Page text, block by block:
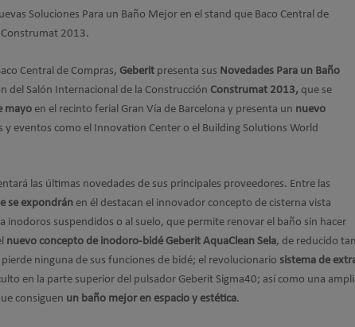
Soluciones Para un Baño Mejor en el stand que Baco Central de
2013.
Central de Compras, Geberit presenta sus Novedades Para un Baño
del Salón Internacional de la Construcción Construmat 2013, que se
mayo en el recinto ferial Gran Vía de Barcelona y presenta un nuevo
y eventos como el Innovation Center o el Building Solutions World
las últimas novedades de sus principales proveedores. Entre las
se expondrán en él destacan el innovador concepto de cisterna vista
inodoros suspendidos o al suelo, que permite renovar el baño sin hacer
nuevo concepto de inodoro-bidé Geberit AquaClean Sela, de reducido
ninguna de sus funciones de bidé; el revolucionario sistema de
en la parte superior del pulsador Geberit Sigma40; así como una
consiguen un baño mejor en espacio y estética.